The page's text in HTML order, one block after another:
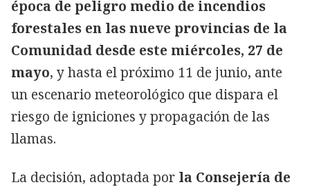
época de peligro medio de incendios
forestales en las nueve provincias de la
Comunidad desde este miércoles, 27 de
mayo, y hasta el próximo 11 de junio, ante
un escenario meteorológico que dispara el
riesgo de igniciones y propagación de las
llamas.
La decisión, adoptada por la Consejería de